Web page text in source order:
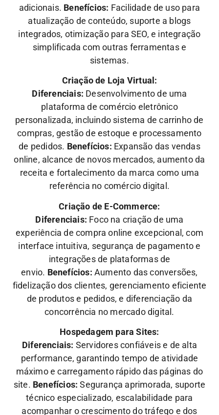
adicionais. Benefícios: Facilidade de uso para
atualização de conteúdo, suporte a blogs
integrados, otimização para SEO, e integração
simplificada com outras ferramentas e
sistemas.
Criação de Loja Virtual:
Diferenciais: Desenvolvimento de uma
plataforma de comércio eletrônico
personalizada, incluindo sistema de carrinho de
compras, gestão de estoque e processamento
de pedidos. Benefícios: Expansão das vendas
online, alcance de novos mercados, aumento da
receita e fortalecimento da marca como uma
referência no comércio digital.
Criação de E-Commerce:
Diferenciais: Foco na criação de uma
experiência de compra online excepcional, com
interface intuitiva, segurança de pagamento e
integrações de plataformas de
envio. Benefícios: Aumento das conversões,
fidelização dos clientes, gerenciamento eficiente
de produtos e pedidos, e diferenciação da
concorrência no mercado digital.
Hospedagem para Sites:
Diferenciais: Servidores confiáveis e de alta
performance, garantindo tempo de atividade
máximo e carregamento rápido das páginas do
site. Benefícios: Segurança aprimorada, suporte
técnico especializado, escalabilidade para
acompanhar o crescimento do tráfego e dos